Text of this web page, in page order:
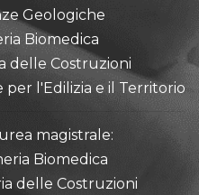
Geologiche
Biomedica
delle Costruzioni
per l'Edilizia e il Territorio
magistrale:
Biomedica
delle Costruzioni